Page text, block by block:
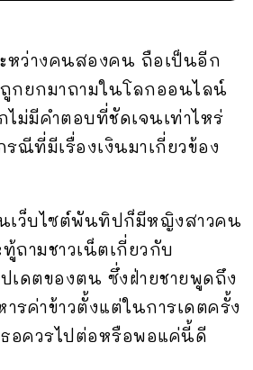
ะหว่างคนสองคน ถือเป็นอีก
กยกมาถามในโลกออนไลน์
ม่มีคำตอบที่ชัดเจนเท่าไหร่
ณีที่มีเรื่องเงินมาเกี่ยวข้อง
เว็บไซต์พันทิปก็มีหญิงสาวคน
ถามชาวเน็ตเกี่ยวกับ
เดตของตน ซึ่งฝ่ายชายพูดถึง
รค่าข้าวตั้งแต่ในการเดตครั้ง
ธอควรไปต่อหรือพอแค่นี้ดี